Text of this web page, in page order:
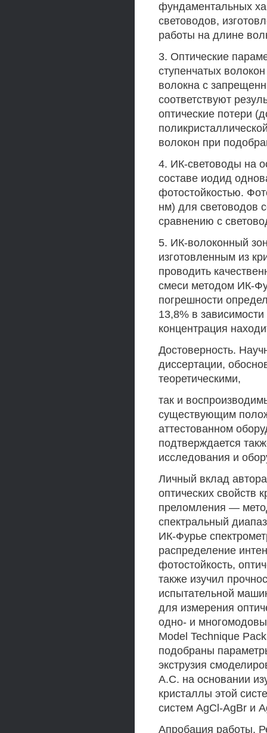
фундаментальных
световодов,
работы на длине
3. Оптические
ступенчатых
волокна с
соответствуют
оптические потери
волокон при
4. ИК-световоды на
составе иодид
фотостойкостью.
нм) для световодов
сравнению с
5. ИК-волоконный
изготовленным из
проводить
смеси методом ИК-
погрешности
13,8% в
концентрация
Достоверность.
диссертации,
теоретическими,
так и
существующим
аттестованном
подтверждается
исследования и
Личный вклад
оптических свойств
преломления —
спектральный
ИК-Фурье
распределение
фотостойкость,
также изучил
испытательной
для измерения
одно- и
Model Technique
подобраны
экструзия
A.C. на основании
кристаллы этой
систем AgCl-AgBr и
Апробация работы.